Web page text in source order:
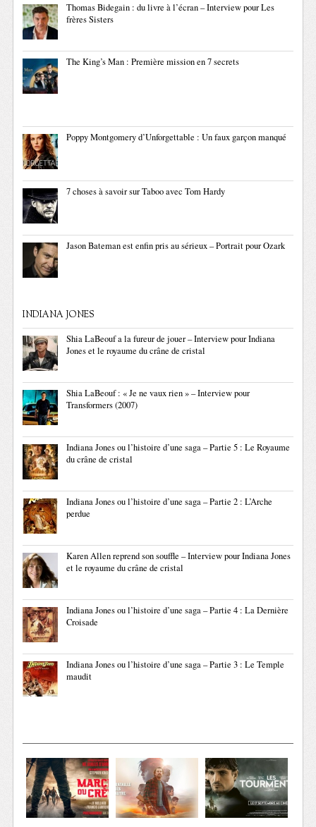
Thomas Bidegain : du livre à l’écran – Interview pour Les
frères Sisters
The King’s Man : Première mission en 7 secrets
Poppy Montgomery d’Unforgettable : Un faux garçon manqué
7 choses à savoir sur Taboo avec Tom Hardy
Jason Bateman est enfin pris au sérieux – Portrait pour Ozark
INDIANA JONES
Shia LaBeouf a la fureur de jouer – Interview pour Indiana
Jones et le royaume du crâne de cristal
Shia LaBeouf : « Je ne vaux rien » – Interview pour
Transformers (2007)
Indiana Jones ou l’histoire d’une saga – Partie 5 : Le Royaume
du crâne de cristal
Indiana Jones ou l’histoire d’une saga – Partie 2 : L’Arche
perdue
Karen Allen reprend son souffle – Interview pour Indiana Jones
et le royaume du crâne de cristal
Indiana Jones ou l’histoire d’une saga – Partie 4 : La Dernière
Croisade
Indiana Jones ou l’histoire d’une saga – Partie 3 : Le Temple
maudit